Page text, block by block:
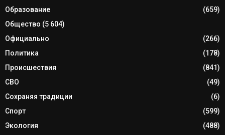
Образование
(659)
Общество (5 604)
Официально
(266)
Политика
(178)
Происшествия
(841)
СВО
(49)
Сохраняя традиции
(6)
Спорт
(599)
Экология
(488)